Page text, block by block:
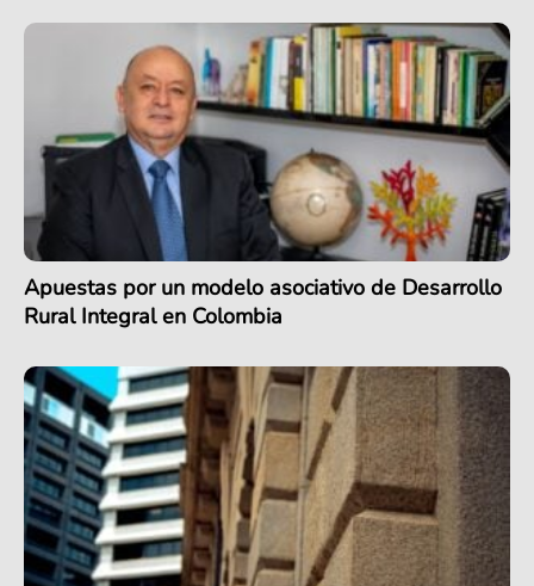
Apuestas por un modelo asociativo de Desarrollo
Rural Integral en Colombia